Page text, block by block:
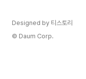
Designed by 티스토리
© Daum Corp.